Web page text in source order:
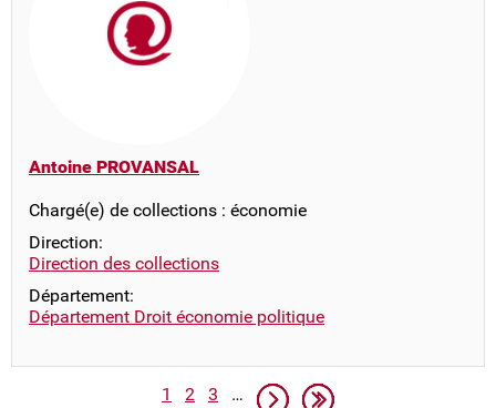
Antoine PROVANSAL
Chargé(e) de collections : économie
Direction:
Direction des collections
Département:
Département Droit économie politique
Pagination
Page
1 Page
2 Page
3 … Page suivante
Dernière page